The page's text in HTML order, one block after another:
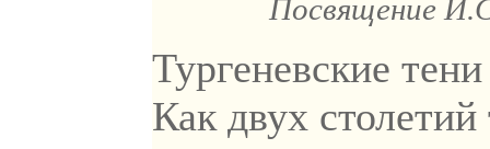
Посвящение
Тургеневские
Как двух